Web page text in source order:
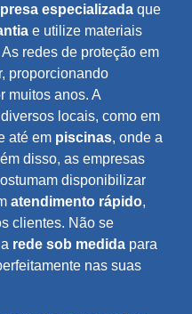
especializada que
e utilize materiais
redes de proteção em
proporcionando
muitos anos. A
locais, como em
até em piscinas, onde a
disso, as empresas
disponibilizar
atendimento rápido,
clientes. Não se
rede sob medida para
nas suas